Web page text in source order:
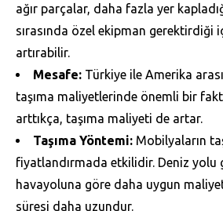
ağır parçalar, daha fazla yer
sırasında özel ekipman gerektirdiği
artırabilir.
Mesafe: Türkiye ile Amerika
taşıma maliyetlerinde önemli bir
arttıkça, taşıma maliyeti de artar.
Taşıma Yöntemi: Mobilyaların
fiyatlandırmada etkilidir. Deniz yolu
havayoluna göre daha uygun
süresi daha uzundur.